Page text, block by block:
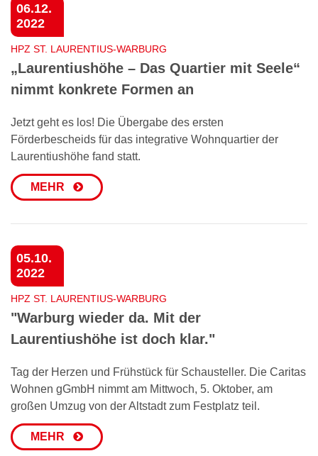
06.12.
2022
HPZ ST. LAURENTIUS-WARBURG
„Laurentiushöhe – Das Quartier mit Seele“
nimmt konkrete Formen an
Jetzt geht es los! Die Übergabe des ersten
Förderbescheids für das integrative Wohnquartier der
Laurentiushöhe fand statt.
MEHR
05.10.
2022
HPZ ST. LAURENTIUS-WARBURG
"Warburg wieder da. Mit der
Laurentiushöhe ist doch klar."
Tag der Herzen und Frühstück für Schausteller. Die Caritas
Wohnen gGmbH nimmt am Mittwoch, 5. Oktober, am
großen Umzug von der Altstadt zum Festplatz teil.
MEHR